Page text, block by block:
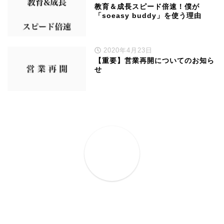
教育＆成長スピード倍速！僕が
「soeasy buddy」を使う理由
2020年4月23日
【重要】営業再開についてのお知ら
せ